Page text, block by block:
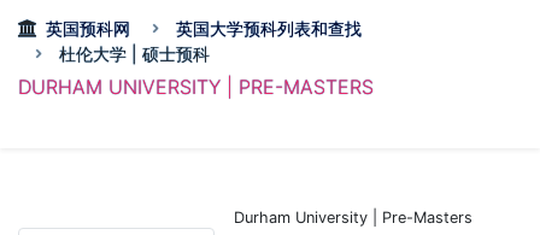
英国预科网
英国大学预科列表和查找
杜伦大学 | 硕士预科
DURHAM UNIVERSITY | PRE-MASTERS
Durham University | Pre-Masters